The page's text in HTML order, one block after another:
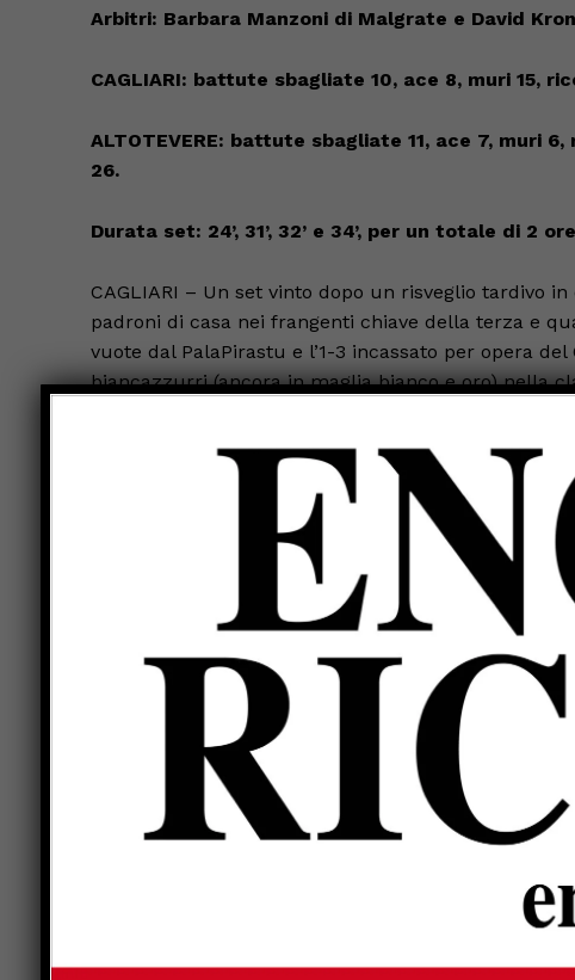
Arbitri: Barbara Manzoni di Malgrate e David
CAGLIARI: battute sbagliate 10, ace 8, muri 15,
ALTOTEVERE: battute sbagliate 11, ace 7, muri 6,
26.
Durata set: 24’, 31’, 32’ e 34’, per un totale di 2 ore
CAGLIARI – Un set vinto dopo un risveglio tardivo
padroni di casa nei frangenti chiave della terza e
vuote dal PalaPirastu e l’1-3 incassato per opera
biancazzurri (ancora in maglia bianco e oro) nella
difesa al cospetto di una ErmGroup meno lucida in
battuta. L’opposto locale Biasotto è stato il grande
lui ci ha pensato Gozzo (16), ma anche la coppia
Marzolla ha di nuovo raggiunto quota 23,
buon segnale per Cappelletti; a rendere ancor più
uscito a inizio secondo set per una distorsione
entrato Cipriani, all’esordio stagionale.
Lorenzo Simeon, tecnico del Cus, schiera Ciardo in
Marinelli e Gozzo alla banda ed El Moudden
coppia centrale Quarta-Galiano, a lato Cappelletti
ErmGroup “non pervenuta” per larga parte del
attacchi a segno di Cappelletti e Marzolla, è un
poi Quarta subisce un muro e Gozzo trova l’ace
dilatano il margine a +10 (13-3), che arriva al
sul nuovo muro ai danni di Cappelletti (19-8). Il
16-21 con il contrattacco di Carpita, poi si riprende